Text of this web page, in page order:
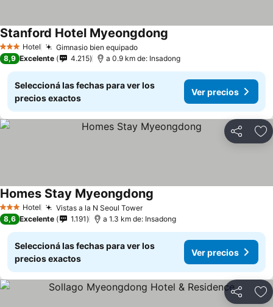
3 Estrellas
Hotel Gimnasio bien equipado
Stanford Hotel Myeongdong
8,9 Excelente 4.215 a 0.9 km de: Insadong
Seleccioná las fechas para ver los
precios exactos
Ver precios
Compartir
3 Estrellas
Hotel Vistas a la N Seoul Tower
Homes Stay Myeongdong
8,6 Excelente 1.191 a 1.3 km de: Insadong
Seleccioná las fechas para ver los
precios exactos
Ver precios
Compartir